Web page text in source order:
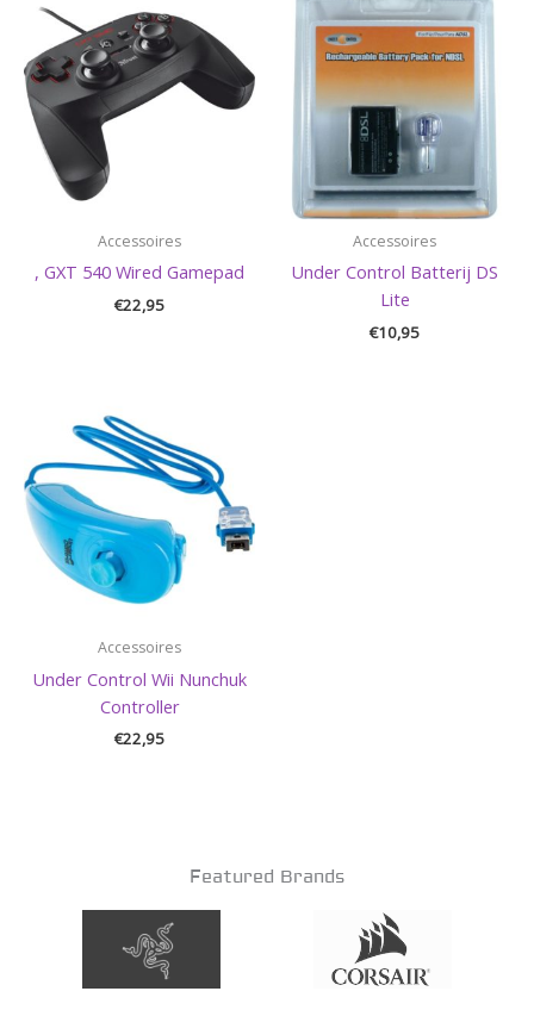
Accessoires
, GXT 540 Wired Gamepad
€22,95
Accessoires
Under Control Batterij DS
Lite
€10,95
Accessoires
Under Control Wii Nunchuk
Controller
€22,95
Featured Brands